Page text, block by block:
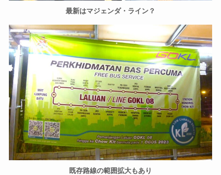
最新はマジェンダ・ライン？
既存路線の範囲拡大もあり